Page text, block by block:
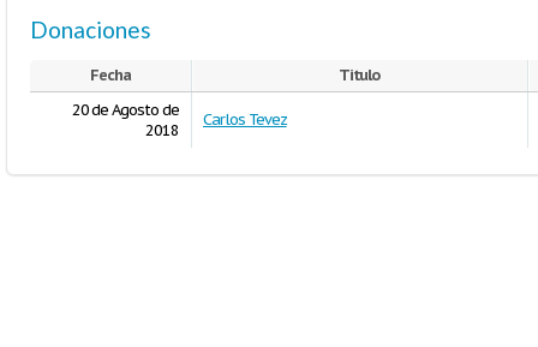
Donaciones
Fecha
Titulo
20 de Agosto de
2018
Carlos Tevez